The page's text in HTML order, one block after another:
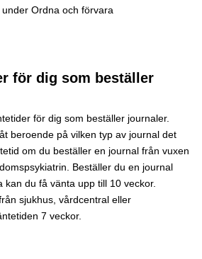
under Ordna och förvara
för dig som beställer
för dig som beställer journaler.
beroende på vilken typ av journal det
om du beställer en journal från vuxen
Beställer du en journal
du få vänta upp till 10 veckor.
sjukhus, vårdcentral eller
7 veckor.